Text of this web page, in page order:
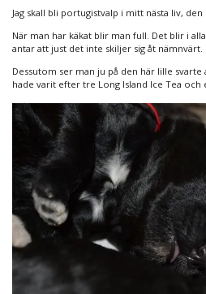
Jag skall bli portugistvalp i mitt nästa liv, den
När man har käkat blir man full. Det blir i
antar att just det inte skiljer sig åt nämnvärt.
Dessutom ser man ju på den här lille svarte
hade varit efter tre Long Island Ice Tea och